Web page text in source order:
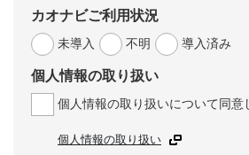
カオナビご利用状況
未導入
不明 導入済み
個人情報の取り扱い
個人情報の取り扱いについて同意
個人情報の取り扱い